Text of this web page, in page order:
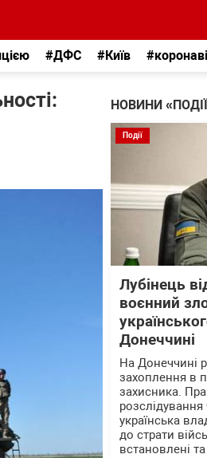
#ДФС #Київ
НОВИНИ
Події
Лубінець
воєнний
Донеччині
На Донеччині
захоплення в
захисника.
українська
до страти
встановлені